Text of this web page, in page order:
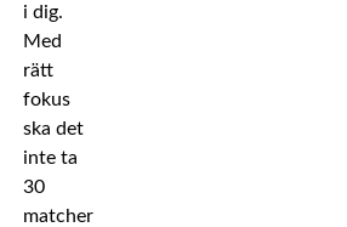
i dig.
Med
rätt
fokus
ska det
inte ta
30
matcher